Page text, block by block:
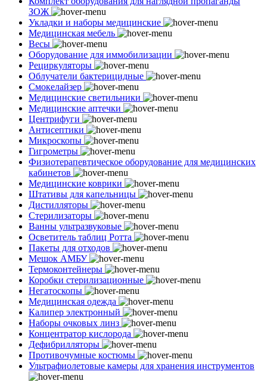
ЗОЖ
Укладки и наборы медицинские
Медицинская мебель
Весы
Оборудование для иммобилизации
Рециркуляторы
Облучатели бактерицидные
Смокелайзер
Медицинские светильники
Медицинские аптечки
Центрифуги
Антисептики
Микроскопы
Гигрометры
Физиотерапевтическое оборудование для медицинских
кабинетов
Медицинские коврики
Штативы для капельницы
Дистилляторы
Стерилизаторы
Ванны ультразвуковые
Осветитель таблиц Ротта
Пакеты для отходов
Мешок АМБУ
Термоконтейнеры
Коробки стерилизационные
Негатоскопы
Медицинская одежда
Калипер электронный
Наборы очковых линз
Концентратор кислорода
Дефибрилляторы
Противочумные костюмы
Ультрафиолетовые камеры для хранения инструментов